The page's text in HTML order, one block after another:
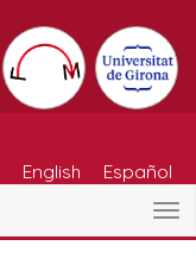
English Español